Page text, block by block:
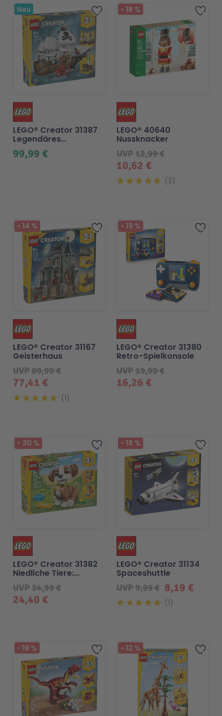
Zur Wunschliste
Neu
99,99 €
LEGO® Creator 31387
Legendäres
Piratenschiff
- 18 %
Beliebt
10,62 €
UVP12,99 €
LEGO® 40640
Nussknacker
3
Zur Wunschliste
- 14 %
77,41 €
UVP89,99 €
LEGO® Creator 31167
Geisterhaus
1
- 19 %
16,26 €
UVP19,99 €
LEGO® Creator 31380
Retro-Spielkonsole
Zur Wunschliste
- 30 %
24,40 €
UVP34,99 €
LEGO® Creator 31382
Niedliche Tiere:
- 18 %
8,19 €
UVP9,99 €
LEGO® Creator 31134
Spaceshuttle
1
Zur Wunschliste
- 19 % - 12 %